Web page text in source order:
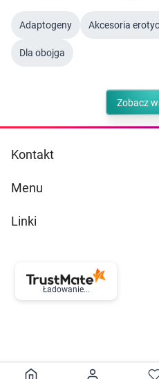
Adaptogeny Akcesoria
Dla obojga
Zobacz
Kontakt
Menu
Linki
Ładowanie...